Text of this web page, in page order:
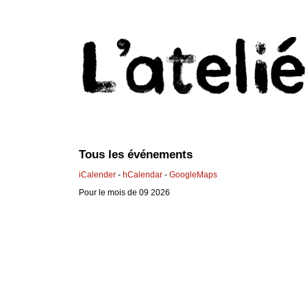
Tous les événements
iCalender - hCalendar - GoogleMaps
Pour le mois de 09 2026